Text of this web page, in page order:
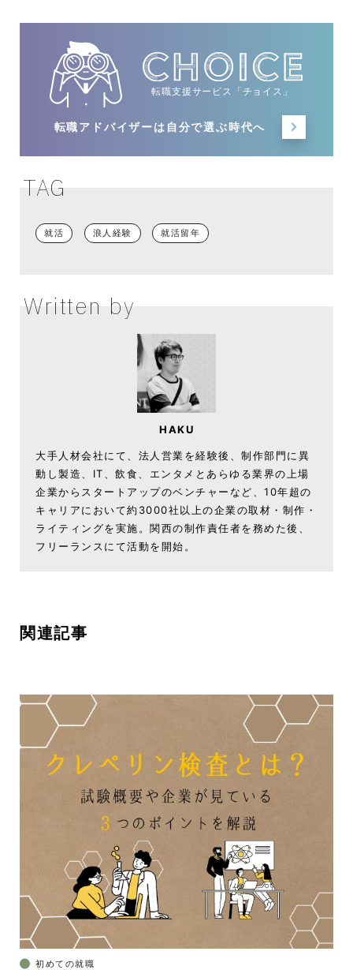
転職支援サービス「チョイス」
転職アドバイザーは 自分で選ぶ時代へ
TAG
就活 浪人経験 就活留年
Written by
HAKU
大手人材会社にて、法人営業を経験後、制作部門に異
動し製造、IT、飲食、エンタメとあらゆる業界の上場
企業からスタートアップのベンチャーなど、10年超の
キャリアにおいて約3000社以上の企業の取材・制作・
ライティングを実施。関西の制作責任者を務めた後、
フリーランスにて活動を開始。
関連記事
初めての就職